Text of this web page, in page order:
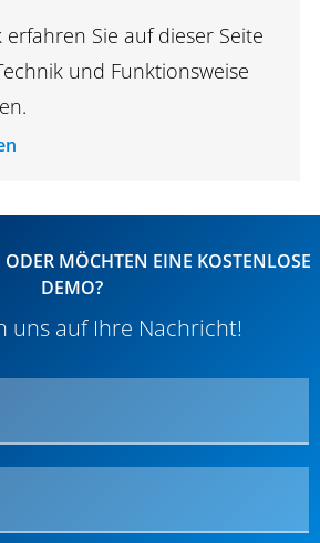
erfahren Sie auf dieser Seite
und Funktionsweise
MÖCHTEN EINE KOSTENLOSE
DEMO?
uns auf Ihre Nachricht!